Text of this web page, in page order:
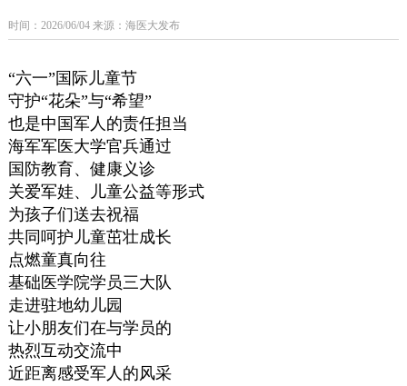
时间：2026/06/04 来源：海医大发布
“六一”国际儿童节
守护“花朵”与“希望”
也是中国军人的责任担当
海军军医大学官兵通过
国防教育、健康义诊
关爱军娃、儿童公益等形式
为孩子们送去祝福
共同呵护儿童茁壮成长
点燃童真向往
基础医学院学员三大队
走进驻地幼儿园
让小朋友们在与学员的
热烈互动交流中
近距离感受军人的风采